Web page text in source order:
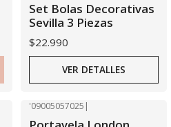
Set Bolas Decorativas
Sevilla 3 Piezas
$22.990
VER DETALLES
'09005057025 |